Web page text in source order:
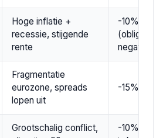
Hoge inflatie +
recessie, stijgende
rente
-10% tot -
(obligaties
negatief)
Fragmentatie
eurozone, spreads
lopen uit
-15% tot -
Grootschalig conflict,
-10% tot -